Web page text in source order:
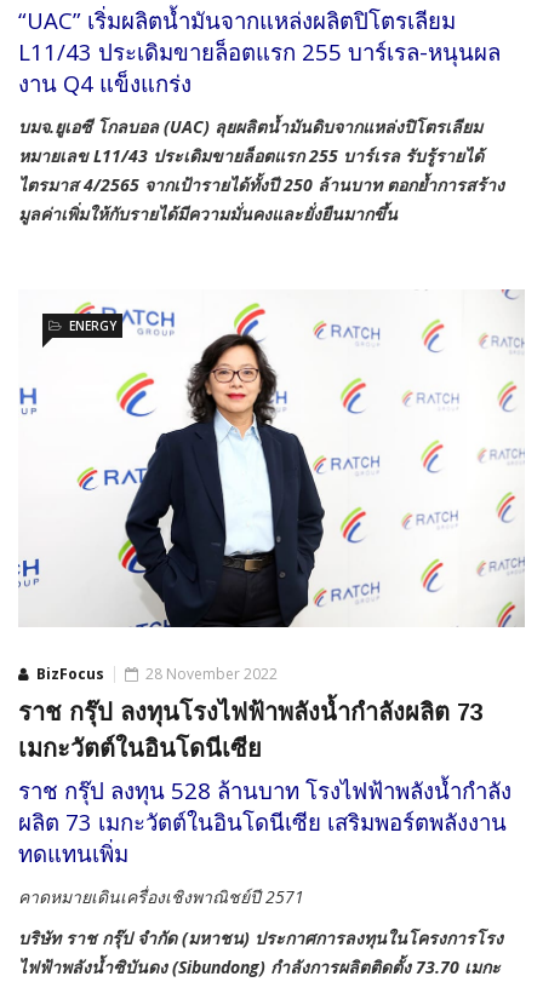
“UAC” เริ่มผลิตน้ำมันจากแหล่งผลิตปิโตรเลียม
L11/43 ประเดิมขายล็อตแรก 255 บาร์เรล-หนุนผล
งาน Q4 แข็งแกร่ง
บมจ.ยูเอซี โกลบอล (UAC) ลุยผลิตน้ำมันดิบจากแหล่งปิโตรเลียม
หมายเลข L11/43 ประเดิมขายล็อตแรก 255 บาร์เรล รับรู้รายได้
ไตรมาส 4/2565 จากเป้ารายได้ทั้งปี 250 ล้านบาท ตอกย้ำการสร้าง
มูลค่าเพิ่มให้กับรายได้มีความมั่นคงและยั่งยืนมากขึ้น
BizFocus
ENERGY
28 November 2022
ราช กรุ๊ป ลงทุนโรงไฟฟ้าพลังน้ำกำลังผลิต 73
เมกะวัตต์ในอินโดนีเซีย
ราช กรุ๊ป ลงทุน 528 ล้านบาท โรงไฟฟ้าพลังน้ำกำลัง
ผลิต 73 เมกะวัตต์ในอินโดนีเซีย เสริมพอร์ตพลังงาน
ทดแทนเพิ่ม
คาดหมายเดินเครื่องเชิงพาณิชย์ปี 2571
บริษัท ราช กรุ๊ป จำกัด (มหาชน) ประกาศการลงทุนในโครงการโรง
ไฟฟ้าพลังน้ำซิบันดง (Sibundong) กำลังการผลิตติดตั้ง 73.70 เมกะ